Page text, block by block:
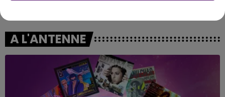
A L'ANTENNE